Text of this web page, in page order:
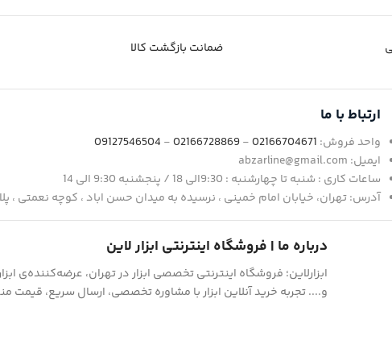
ضمانت بازگشت کالا
ارتباط با ما
واحد فروش: 02166704671
-
02166728869
-
09127546504
ایمیل: abzarline@gmail.com
ساعات کاری : شنبه تا چهارشنبه : 9:30الی 18 / پنجشنبه 9:30 الی 14
آدرس: تهران، خیابان امام خمینی ، نرسیده به میدان حسن اباد ، کوچه نعمتی ، پلاک 14
درباره ما | فروشگاه اینترنتی ابزار لاین
ابزارلاین؛ فروشگاه اینترنتی تخصصی ابزار در تهران، عرضه‌کننده‌ی
و.... تجربه خرید آنلاین ابزار با مشاوره تخصصی، ارسال سریع، قیمت منصفانه و ضمانت